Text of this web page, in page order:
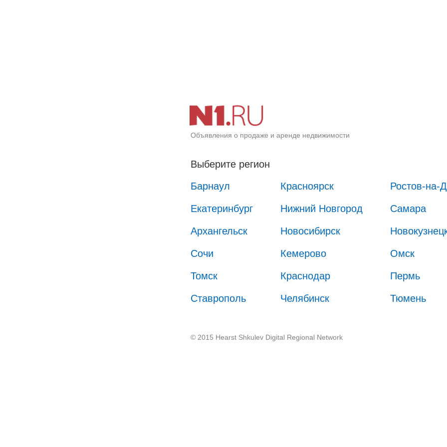
Объявления о продаже и аренде недвижимости
Выберите регион
Барнаул
Красноярск Ростов-на-
Екатеринбург Нижний Новгород Самара
Архангельск Новосибирск
Сочи Кемерово Омск
Томск Краснодар Пермь
Ставрополь Челябинск Тюмень
© 2015 Hearst Shkulev Digital Regional Network